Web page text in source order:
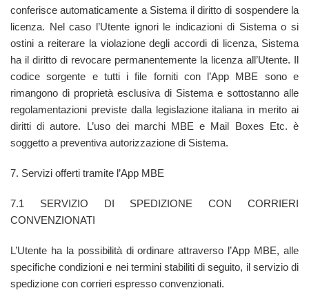
conferisce automaticamente a Sistema il diritto di sospendere la
licenza. Nel caso l’Utente ignori le indicazioni di Sistema o si
ostini a reiterare la violazione degli accordi di licenza, Sistema
ha il diritto di revocare permanentemente la licenza all’Utente. Il
codice sorgente e tutti i file forniti con l’App MBE sono e
rimangono di proprietà esclusiva di Sistema e sottostanno alle
regolamentazioni previste dalla legislazione italiana in merito ai
diritti di autore. L’uso dei marchi MBE e Mail Boxes Etc. è
soggetto a preventiva autorizzazione di Sistema.
7. Servizi offerti tramite l’App MBE
7.1 SERVIZIO DI SPEDIZIONE CON CORRIERI
CONVENZIONATI
L’Utente ha la possibilità di ordinare attraverso l’App MBE, alle
specifiche condizioni e nei termini stabiliti di seguito, il servizio di
spedizione con corrieri espresso convenzionati.